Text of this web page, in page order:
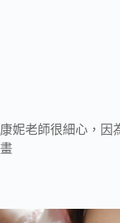
康妮老師很細心，因
畫